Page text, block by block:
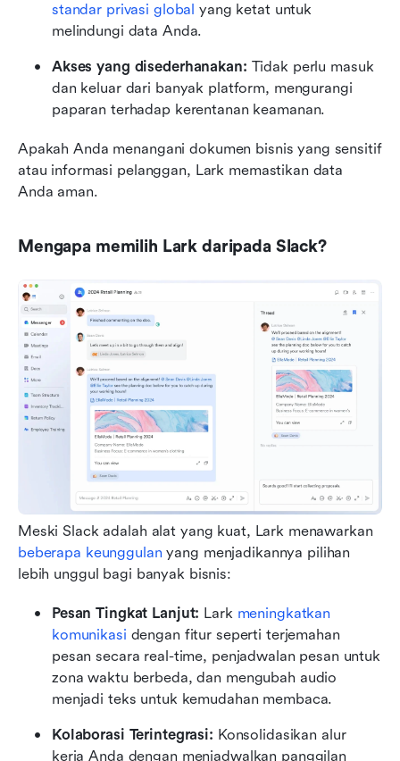
standar privasi global yang ketat untuk
melindungi data Anda.
Akses yang disederhanakan: Tidak perlu masuk
dan keluar dari banyak platform, mengurangi
paparan terhadap kerentanan keamanan.
Apakah Anda menangani dokumen bisnis yang sensitif
atau informasi pelanggan, Lark memastikan data
Anda aman.
Mengapa memilih Lark daripada Slack?
beberapa keunggulan yang menjadikannya pilihan
lebih unggul bagi banyak bisnis:
Pesan Tingkat Lanjut: Lark meningkatkan
komunikasi dengan fitur seperti terjemahan
pesan secara real-time, penjadwalan pesan untuk
zona waktu berbeda, dan mengubah audio
menjadi teks untuk kemudahan membaca.
Kolaborasi Terintegrasi: Konsolidasikan alur
kerja Anda dengan menjadwalkan panggilan